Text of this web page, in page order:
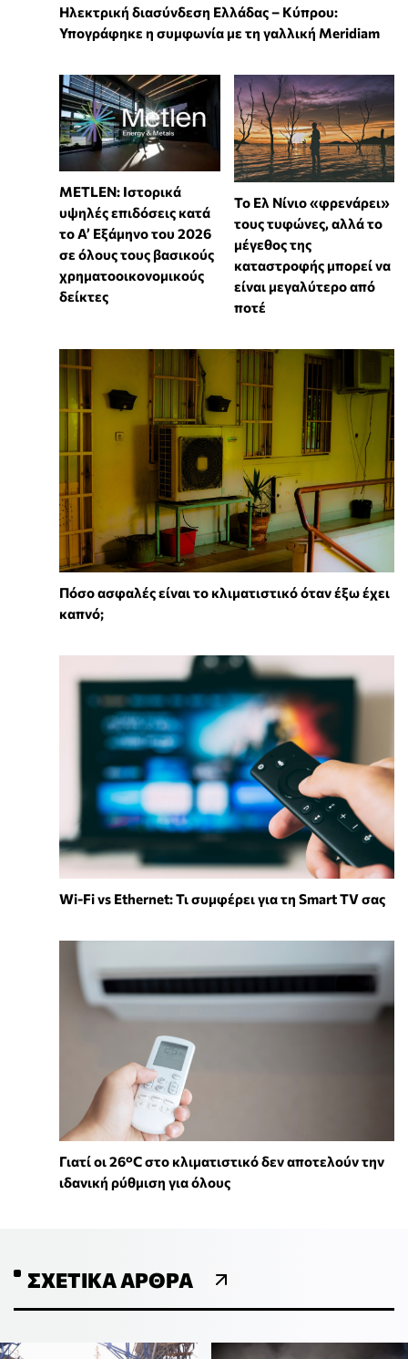
Ηλεκτρική διασύνδεση Ελλάδας – Κύπρου:
Υπογράφηκε η συμφωνία με τη γαλλική Meridiam
METLEN: Ιστορικά
υψηλές επιδόσεις κατά
το Α’ Εξάμηνο του 2026
σε όλους τους βασικούς
χρηματοοικονομικούς
δείκτες
Το Ελ Νίνιο «φρενάρει»
τους τυφώνες, αλλά το
μέγεθος της
καταστροφής μπορεί να
είναι μεγαλύτερο από
ποτέ
Πόσο ασφαλές είναι το κλιματιστικό όταν έξω έχει
καπνό;
Wi-Fi vs Ethernet: Τι συμφέρει για τη Smart TV σας
Γιατί οι 26°C στο κλιματιστικό δεν αποτελούν την
ιδανική ρύθμιση για όλους
ΣΧΕΤΙΚΆ ΆΡΘΡΑ